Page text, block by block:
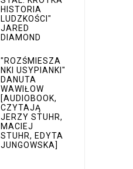
HISTORIA
LUDZKOŚCI"
JARED
DIAMOND
"ROZŚMIESZA
NKI USYPIANKI"
DANUTA
WAWIŁOW
[AUDIOBOOK,
CZYTAJĄ
JERZY STUHR,
MACIEJ
STUHR, EDYTA
JUNGOWSKA]